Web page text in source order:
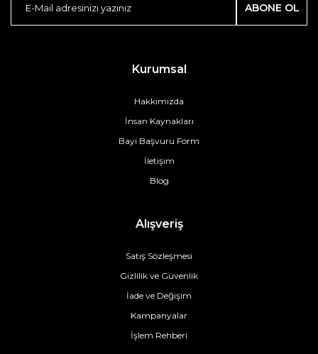
ABONE OL
Kurumsal
Hakkımızda
İnsan Kaynakları
Bayi Başvuru Form
İletişim
Blog
Alışveriş
Satış Sözleşmesi
Gizlilik ve Güvenlik
İade ve Değişim
Kampanyalar
İşlem Rehberi